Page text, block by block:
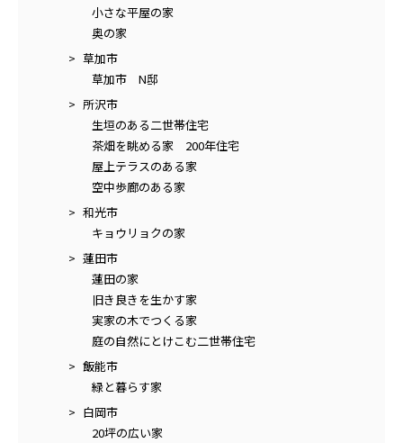
小さな平屋の家
奥の家
草加市
草加市 N邸
所沢市
生垣のある二世帯住宅
茶畑を眺める家 200年住宅
屋上テラスのある家
空中歩廊のある家
和光市
キョウリョクの家
蓮田市
蓮田の家
旧き良きを生かす家
実家の木でつくる家
庭の自然にとけこむ二世帯住宅
飯能市
緑と暮らす家
白岡市
20坪の広い家